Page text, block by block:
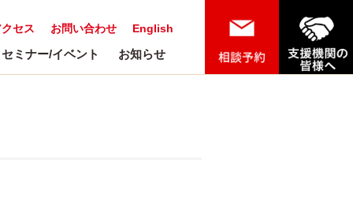
English
お問い合わせ
セス
セミナー/イベント お知らせ